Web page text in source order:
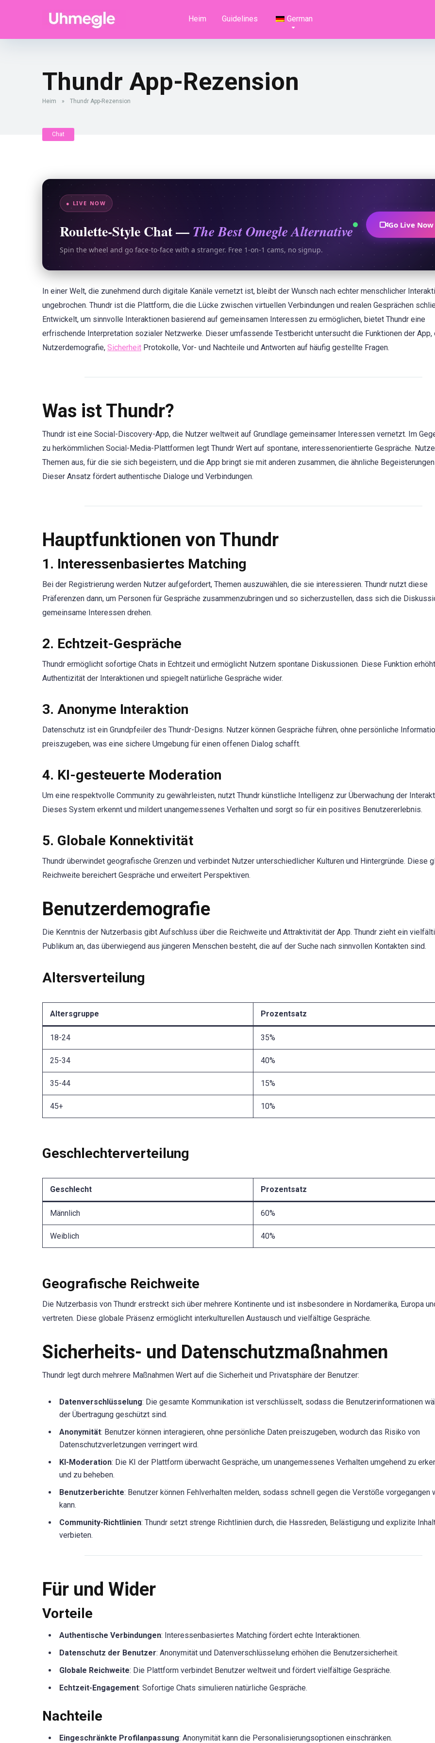
Heim Guidelines German
Thundr App-Rezension
Heim » Thundr App-Rezension
Chat
● LIVE NOW
Roulette-Style Chat — The Best Omegle Alternative
Spin the wheel and go face-to-face with a stranger. Free 1-on-1 cams, no signup.
Go Live Now
In einer Welt, die zunehmend durch digitale Kanäle vernetzt ist, bleibt der Wunsch nach echter menschlicher
ungebrochen. Thundr ist die Plattform, die die Lücke zwischen virtuellen Verbindungen und realen Gesprächen
Entwickelt, um sinnvolle Interaktionen basierend auf gemeinsamen Interessen zu ermöglichen, bietet Thundr eine
erfrischende Interpretation sozialer Netzwerke. Dieser umfassende Testbericht untersucht die Funktionen der App,
Nutzerdemografie, Sicherheit Protokolle, Vor- und Nachteile und Antworten auf häufig gestellte Fragen.
Was ist Thundr?
Thundr ist eine Social-Discovery-App, die Nutzer weltweit auf Grundlage gemeinsamer Interessen vernetzt. Im
zu herkömmlichen Social-Media-Plattformen legt Thundr Wert auf spontane, interessenorientierte Gespräche.
Themen aus, für die sie sich begeistern, und die App bringt sie mit anderen zusammen, die ähnliche
Dieser Ansatz fördert authentische Dialoge und Verbindungen.
Hauptfunktionen von Thundr
1. Interessenbasiertes Matching
Bei der Registrierung werden Nutzer aufgefordert, Themen auszuwählen, die sie interessieren. Thundr nutzt diese
Präferenzen dann, um Personen für Gespräche zusammenzubringen und so sicherzustellen, dass sich die
gemeinsame Interessen drehen.
2. Echtzeit-Gespräche
Thundr ermöglicht sofortige Chats in Echtzeit und ermöglicht Nutzern spontane Diskussionen. Diese Funktion
Authentizität der Interaktionen und spiegelt natürliche Gespräche wider.
3. Anonyme Interaktion
Datenschutz ist ein Grundpfeiler des Thundr-Designs. Nutzer können Gespräche führen, ohne persönliche
preiszugeben, was eine sichere Umgebung für einen offenen Dialog schafft.
4. KI-gesteuerte Moderation
Um eine respektvolle Community zu gewährleisten, nutzt Thundr künstliche Intelligenz zur Überwachung der
Dieses System erkennt und mildert unangemessenes Verhalten und sorgt so für ein positives Benutzererlebnis.
5. Globale Konnektivität
Thundr überwindet geografische Grenzen und verbindet Nutzer unterschiedlicher Kulturen und Hintergründe. Diese
Reichweite bereichert Gespräche und erweitert Perspektiven.
Benutzerdemografie
Die Kenntnis der Nutzerbasis gibt Aufschluss über die Reichweite und Attraktivität der App. Thundr zieht ein
Publikum an, das überwiegend aus jüngeren Menschen besteht, die auf der Suche nach sinnvollen Kontakten sind.
Altersverteilung
Altersgruppe Prozentsatz
18-24 35%
25-34 40%
35-44 15%
45+ 10%
Geschlechterverteilung
Geschlecht Prozentsatz
Männlich 60%
Weiblich 40%
Geografische Reichweite
Die Nutzerbasis von Thundr erstreckt sich über mehrere Kontinente und ist insbesondere in Nordamerika, Europa
vertreten. Diese globale Präsenz ermöglicht interkulturellen Austausch und vielfältige Gespräche.
Sicherheits- und Datenschutzmaßnahmen
Thundr legt durch mehrere Maßnahmen Wert auf die Sicherheit und Privatsphäre der Benutzer:
Datenverschlüsselung: Die gesamte Kommunikation ist verschlüsselt, sodass die Benutzerinformationen
der Übertragung geschützt sind.
Anonymität: Benutzer können interagieren, ohne persönliche Daten preiszugeben, wodurch das Risiko von
Datenschutzverletzungen verringert wird.
KI-Moderation: Die KI der Plattform überwacht Gespräche, um unangemessenes Verhalten umgehend zu
und zu beheben.
Benutzerberichte: Benutzer können Fehlverhalten melden, sodass schnell gegen die Verstöße vorgegangen
kann.
Community-Richtlinien: Thundr setzt strenge Richtlinien durch, die Hassreden, Belästigung und explizite
verbieten.
Für und Wider
Vorteile
Authentische Verbindungen: Interessenbasiertes Matching fördert echte Interaktionen.
Datenschutz der Benutzer: Anonymität und Datenverschlüsselung erhöhen die Benutzersicherheit.
Globale Reichweite: Die Plattform verbindet Benutzer weltweit und fördert vielfältige Gespräche.
Echtzeit-Engagement: Sofortige Chats simulieren natürliche Gespräche.
Nachteile
Eingeschränkte Profilanpassung: Anonymität kann die Personalisierungsoptionen einschränken.